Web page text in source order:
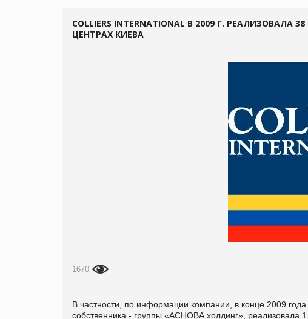
COLLIERS INTERNATIONAL В 2009 Г.
ЦЕНТРАХ КИЕВА
1670
В частности, по информации компании, в конце 2009
собственника - группы «АСНОВА холдинг», реализовала